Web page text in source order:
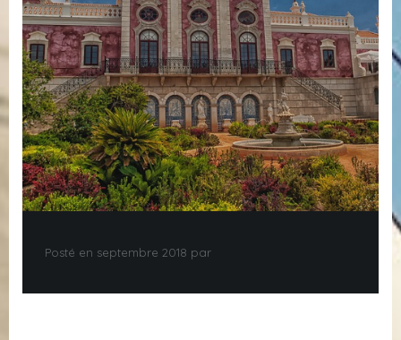
Posté en septembre 2018 par